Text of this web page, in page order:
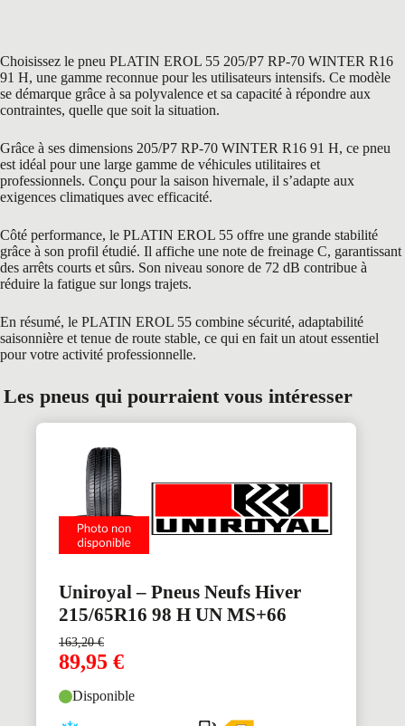
Choisissez le pneu PLATIN EROL 55 205/P7 RP-70 WINTER R16
91 H, une gamme reconnue pour les utilisateurs intensifs. Ce modèle
se démarque grâce à sa polyvalence et sa capacité à répondre aux
contraintes, quelle que soit la situation.
Grâce à ses dimensions 205/P7 RP-70 WINTER R16 91 H, ce pneu
est idéal pour une large gamme de véhicules utilitaires et
professionnels. Conçu pour la saison hivernale, il s’adapte aux
exigences climatiques avec efficacité.
Côté performance, le PLATIN EROL 55 offre une grande stabilité
grâce à son profil étudié. Il affiche une note de freinage C, garantissant
des arrêts courts et sûrs. Son niveau sonore de 72 dB contribue à
réduire la fatigue sur longs trajets.
En résumé, le PLATIN EROL 55 combine sécurité, adaptabilité
saisonnière et tenue de route stable, ce qui en fait un atout essentiel
pour votre activité professionnelle.
Les pneus qui pourraient vous intéresser
Uniroyal – Pneus Neufs Hiver
215/65R16 98 H UN MS+66
163,20€
89,95 €
Disponible